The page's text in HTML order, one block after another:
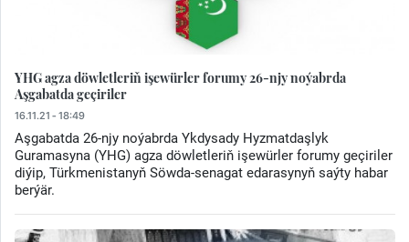
YHG agza döwletleriň işewürler forumy 26-njy noýabrda
Aşgabatda geçiriler
16.11.21 - 18:49
Aşgabatda 26-njy noýabrda Ykdysady Hyzmatdaşlyk
Guramasyna (YHG) agza döwletleriň işewürler forumy geçiriler
diýip, Türkmenistanyň Söwda-senagat edarasynyň saýty habar
berýär.